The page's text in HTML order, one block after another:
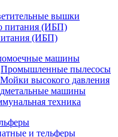
вышки
(ИБП)
машины
Промышленные пылесосы
Мойки высокого давления
машины
техника
и тельферы